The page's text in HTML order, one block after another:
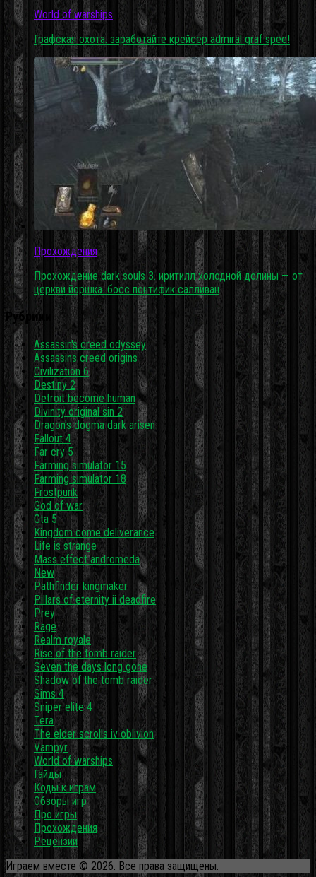
World of warships
Графская охота. заработайте крейсер admiral graf spee!
Прохождения
Прохождение dark souls 3. иритилл холодной долины — от
церкви йоршка. босс понтифик салливан
Рубрики
Assassin's creed odyssey
Assassins creed origins
Civilization 6
Destiny 2
Detroit become human
Divinity original sin 2
Dragon's dogma dark arisen
Fallout 4
Far cry 5
Farming simulator 15
Farming simulator 18
Frostpunk
God of war
Gta 5
Kingdom come deliverance
Life is strange
Mass effect andromeda
New
Pathfinder kingmaker
Pillars of eternity ii deadfire
Prey
Rage
Realm royale
Rise of the tomb raider
Seven the days long gone
Shadow of the tomb raider
Sims 4
Sniper elite 4
Tera
The elder scrolls iv oblivion
Vampyr
World of warships
Гайды
Коды к играм
Обзоры игр
Про игры
Прохождения
Рецензии
Играем вместе © 2026. Все права защищены.